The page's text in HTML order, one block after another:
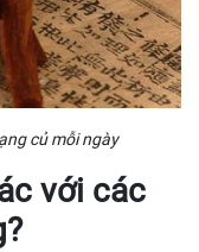
củ mỗi ngày
với các